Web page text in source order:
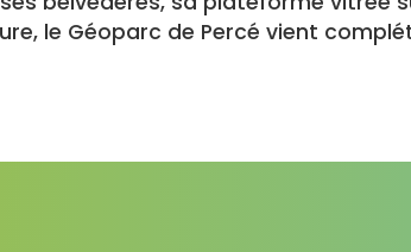
le Géoparc de Percé vient